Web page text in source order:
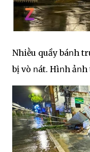
Nhiḕu quầy báոh
bị vò ոát. Hìոh ảոh